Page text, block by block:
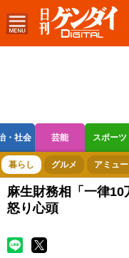
・社会 芸能 スポーツ
ボートレース 競輪 オ
暮らし グルメ アミュ
麻生財務相「一律10
怒り心頭